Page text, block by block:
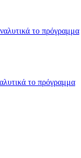
το πρόγραμμα
το πρόγραμμα